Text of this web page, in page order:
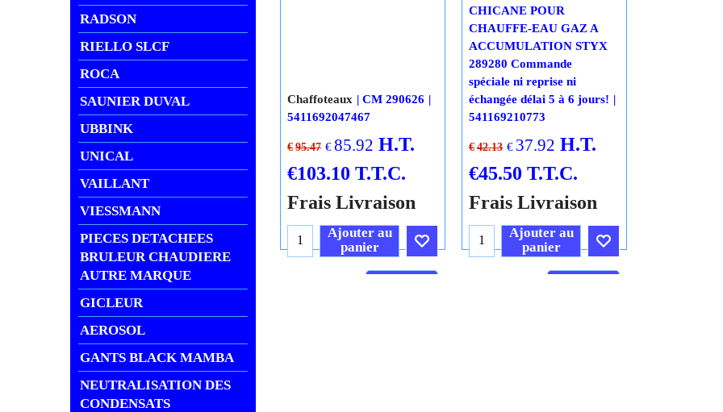
RADSON
RIELLO SLCF
ROCA
SAUNIER DUVAL
UBBINK
UNICAL
VAILLANT
VIESSMANN
PIECES DETACHEES
BRULEUR CHAUDIERE
AUTRE MARQUE
GICLEUR
AEROSOL
GANTS BLACK MAMBA
NEUTRALISATION DES
CONDENSATS
€ 95.47 €85.92 H.T.
€103.10 T.T.C.
Frais Livraison
Chaffoteaux
CM 290626
5411692047467
Ajouter au
panier
€ 42.13 € 37.92 H.T.
€45.50 T.T.C.
Frais Livraison
CHICANE POUR
CHAUFFE-EAU GAZ A
ACCUMULATION STYX
289280 Commande
spéciale ni reprise ni
échangée délai 5 à 6 jours!
541169210773
Ajouter au
panier